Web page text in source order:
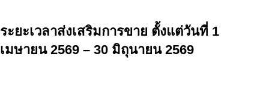
ระยะเวลาส่งเสริมการขาย ตั้งแต่วันที่ 1
เมษายน 2569 – 30 มิถุนายน 2569